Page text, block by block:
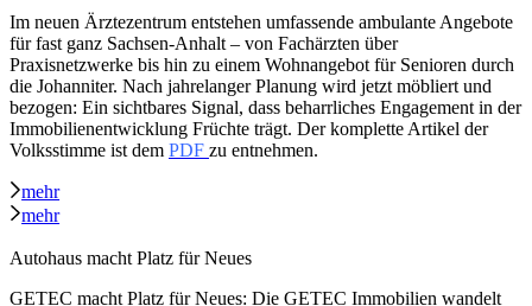
Im neuen Ärztezentrum entstehen umfassende ambulante Angebote
für fast ganz Sachsen‑Anhalt – von Fachärzten über
Praxisnetzwerke bis hin zu einem Wohnangebot für Senioren durch
die Johanniter. Nach jahrelanger Planung wird jetzt möbliert und
bezogen: Ein sichtbares Signal, dass beharrliches Engagement in der
Immobilienentwicklung Früchte trägt. Der komplette Artikel der
Volksstimme ist dem PDF zu entnehmen.
mehr
mehr
Autohaus macht Platz für Neues
GETEC macht Platz für Neues: Die GETEC Immobilien wandelt